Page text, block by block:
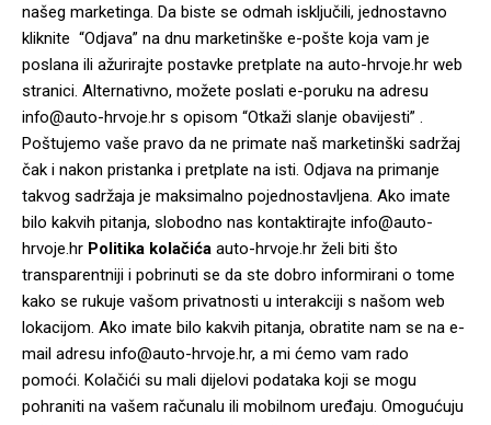
našeg marketinga. Da biste se odmah isključili, jednostavno
kliknite “Odjava” na dnu marketinške e-pošte koja vam je
poslana ili ažurirajte postavke pretplate na auto-hrvoje.hr web
stranici. Alternativno, možete poslati e-poruku na adresu
info@auto-hrvoje.hr s opisom “Otkaži slanje obavijesti” .
Poštujemo vaše pravo da ne primate naš marketinški sadržaj
čak i nakon pristanka i pretplate na isti. Odjava na primanje
takvog sadržaja je maksimalno pojednostavljena. Ako imate
bilo kakvih pitanja, slobodno nas kontaktirajte info@auto-
hrvoje.hr Politika kolačića auto-hrvoje.hr želi biti što
transparentniji i pobrinuti se da ste dobro informirani o tome
kako se rukuje vašom privatnosti u interakciji s našom web
lokacijom. Ako imate bilo kakvih pitanja, obratite nam se na e-
mail adresu info@auto-hrvoje.hr, a mi ćemo vam rado
pomoći. Kolačići su mali dijelovi podataka koji se mogu
pohraniti na vašem računalu ili mobilnom uređaju. Omogućuju